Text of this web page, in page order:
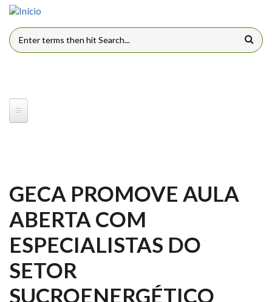
Pular para o conteúdo principal
FORMULÁRIO DE BUSCA
GECA PROMOVE AULA
ABERTA COM
ESPECIALISTAS DO
SETOR
SUCROENERGÉTICO